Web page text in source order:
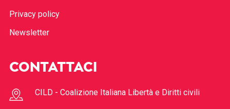
Privacy policy
Newsletter
CONTATTACI
CILD - Coalizione Italiana Libertà e Diritti civili